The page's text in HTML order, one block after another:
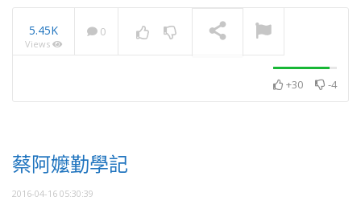
2022憶師恩法會前行-阿
吉師兄：老婆婆篇
5.45K
Views
0
+30 -4
蔡阿嬤勤學記
2016-04-16 05:30:39